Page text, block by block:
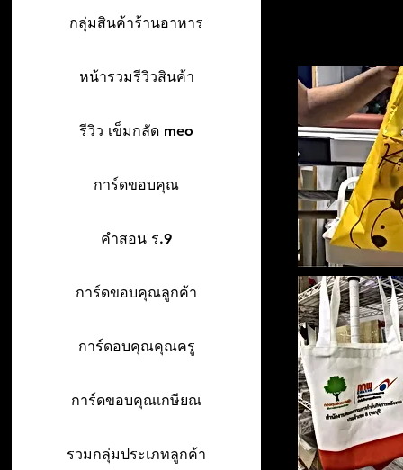
กลุ่มสินค้าร้านอาหาร
หน้ารวมรีวิวสินค้า
รีวิว เข็มกลัด meo
การ์ดขอบคุณ
คำสอน ร.9
การ์ดขอบคุณลูกค้า
การ์ดอบคุณคุณครู
การ์ดขอบคุณเกษียณ
รวมกลุ่มประเภทลูกค้า